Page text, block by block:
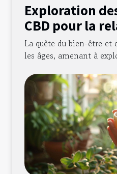
Exploration
CBD pour la
soulagement
La quête du bien-être et
les âges, amenant à